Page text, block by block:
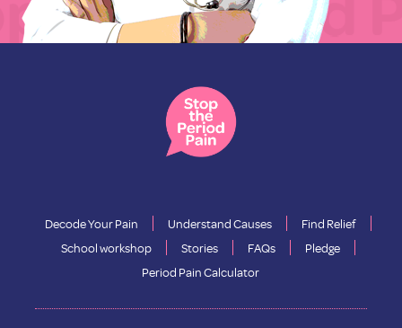
Decode Your Pain Understand Causes
Find Relief
School workshop
Stories FAQs
Pledge
Period Pain Calculator